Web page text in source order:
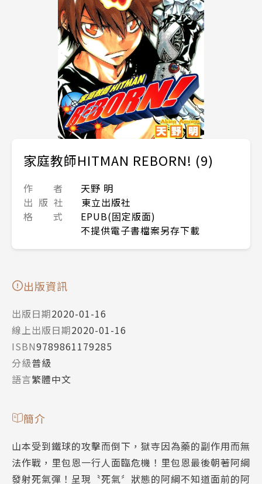
家庭教師HITMAN REBORN! (9)
作 者
天野 明
出 版 社
東立出版社
格 式
EPUB(固定版面)
不提供電子書檔案另存下載
出版資訊
出版日期2020-01-16
線上出版日期2020-01-16
ISBN9789861179285
分級普級
語言繁體中文
簡介
山本受到鐵球的攻擊而倒下，獄寺因為藥的副作用而無
法作戰，里包恩一行人面臨危機！里包恩最後朝著阿綱
發射死氣彈！呈現〝死氣〞狀態的阿綱不知道面前的阿